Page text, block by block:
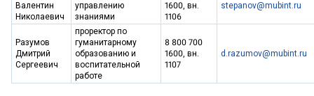
Валентин
Николаевич
управлению
знаниями
1600, вн.
1106
stepanov@mubint.ru
Разумов
Дмитрий
Сергеевич
проректор по
гуманитарному
образованию и
воспитательной
работе
8 800 700
1600, вн.
1107
d.razumov@mubint.ru